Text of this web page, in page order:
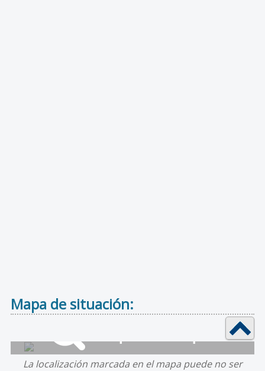
Mapa de situación:
La localización marcada en el mapa puede no ser